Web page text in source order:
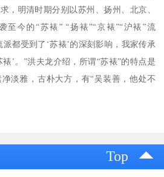
，明清时期分别以苏州、扬州、北京、
至今的“苏裱” “扬裱”“京裱”“沪裱”流
都受到了‘苏裱’的深刻影响，我家传承
’。”洪夫龙介绍，所谓“苏裱”的特点是
淡雅，古朴大方，有“吴装善，他处不
Top